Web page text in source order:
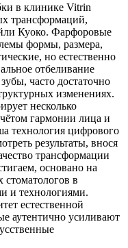
в клинике Vitrin
трансформаций,
Куоко. Фарфоровые
формы, размера,
но естественно
отбеливание
часто достаточно
изменениях.
несколько
гармонии лица и
технология цифрового
результаты, внося
трансформации
основано на
стоматологов в
и технологиями.
естественной
аутентично усиливают